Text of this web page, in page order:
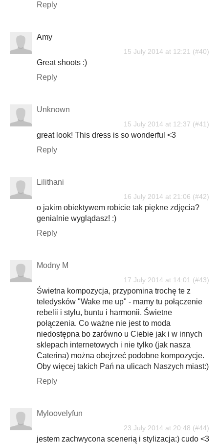
Reply
Amy
15 July 2014 at 12:21
Great shoots :)
Reply
Unknown
15 July 2014 at 12:37
great look! This dress is so wonderful <3
Reply
Lilithani
16 July 2014 at 21:06
o jakim obiektywem robicie tak piękne zdjęcia?
genialnie wyglądasz! :)
Reply
Modny M
17 July 2014 at 14:01
Świetna kompozycja, przypomina trochę te z
teledysków "Wake me up" - mamy tu połączenie
rebelii i stylu, buntu i harmonii. Świetne
połączenia. Co ważne nie jest to moda
niedostępna bo zarówno u Ciebie jak i w innych
sklepach internetowych i nie tylko (jak nasza
Caterina) można obejrzeć podobne kompozycje.
Oby więcej takich Pań na ulicach Naszych miast:)
Reply
Myloovelyfun
23 July 2014 at 20:48
jestem zachwycona scenerią i stylizacja:) cudo <3